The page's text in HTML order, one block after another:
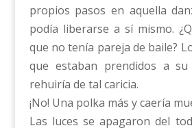
propios pasos en aquella
podía liberarse a sí mismo.
que no tenía pareja de baile?
que estaban prendidos a
rehuiría de tal caricia.
¡No! Una polka más y caería
Las luces se apagaron del